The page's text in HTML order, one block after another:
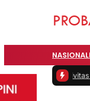
NASIONAL
Produktivitas saat